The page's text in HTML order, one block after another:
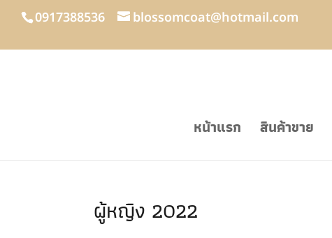
0917388536
blossomcoat@hotmail.com
หน้าแรก สินค้าขาย
ผู้หญิง 2022